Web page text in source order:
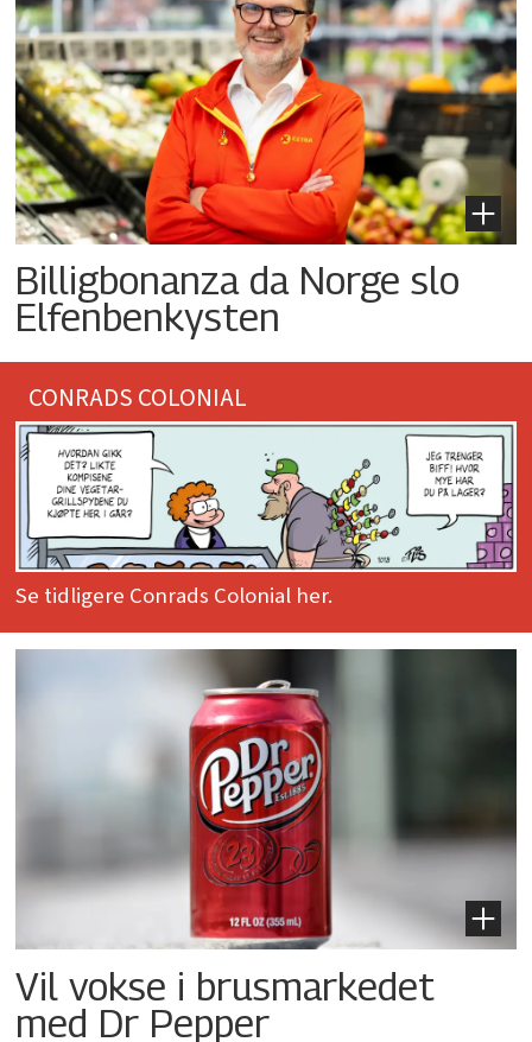
Billigbonanza da Norge slo
Elfenbenkysten
CONRADS COLONIAL
Se tidligere Conrads Colonial her.
Vil vokse i brusmarkedet
med Dr Pepper